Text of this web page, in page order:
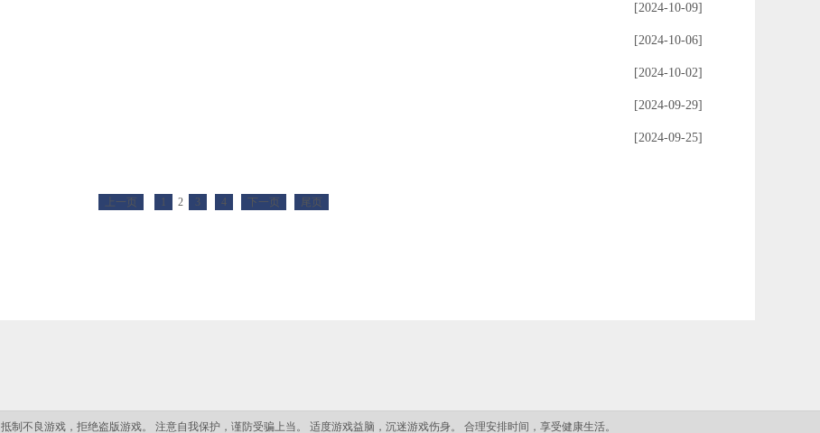
[2024-10-09]
[2024-10-06]
[2024-10-02]
[2024-09-29]
[2024-09-25]
上一页 2 3 4 下一页 尾页
抵制不良游戏，拒绝盗版游戏。 注意自我保护，谨防受骗上当。 适度游戏益脑，沉迷游戏伤身。 合理安排时间，享受健康生活。